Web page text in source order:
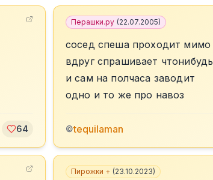
64
Перашки.ру (22.07.2005)
сосед спеша проходит мимо
вдруг спрашивает чтонибудь
и сам на полчаса заводит
одно и то же про навоз
©tequilaman
Пирожки + (23.10.2023)